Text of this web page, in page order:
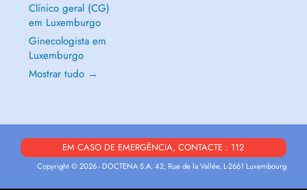
Clínico geral (CG)
em Luxemburgo
Ginecologista em
Luxemburgo
Mostrar tudo →
EM CASO DE EMERGÊNCIA, CONTACTE : 112
Copyright © 2026 - DOCTENA S.A. 42, Rue de la Vallée, L-2661 Luxembourg